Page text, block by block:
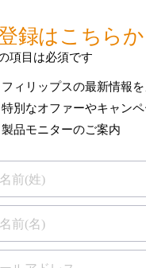
ハンドル